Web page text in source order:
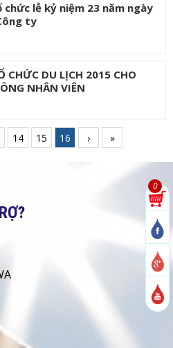
chức lễ kỷ niệm 23 năm ngày
ty
CHỨC DU LỊCH 2015 CHO
NHÂN VIÊN
14 15 16 › »
0